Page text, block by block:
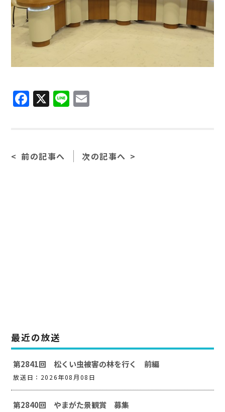
Facebook
X Line
前の記事へ 次の記事へ
最近の放送
第2841回 松くい虫被害の林を行く 前編
放送日：2026年08月08日
第2840回 やまがた景観賞 募集